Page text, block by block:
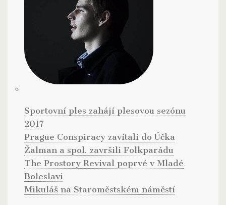
Sportovní ples zahájí plesovou sezónu
2017
Prague Conspiracy zavítali do Účka
Žalman a spol. završili Folkparádu
The Prostory Revival poprvé v Mladé
Boleslavi
Mikuláš na Staroměstském náměstí